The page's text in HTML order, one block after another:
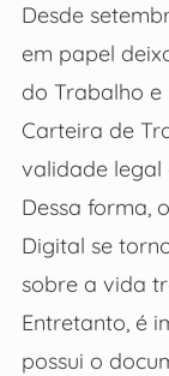
Desde
em papel
do Trabalho e
Carteira de
validade legal
Dessa forma,
Digital se
sobre a vida
Entretanto, é
possui o